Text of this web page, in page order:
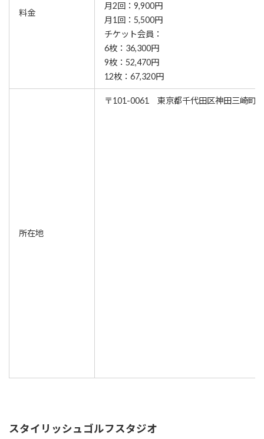
料金
月2回：9,900円
月1回：5,500円
チケット会員：
6枚：36,300円
9枚：52,470円
12枚：67,320円
所在地
〒101-0061 東京都千代田区神田三崎町
スタイリッシュゴルフスタジオ